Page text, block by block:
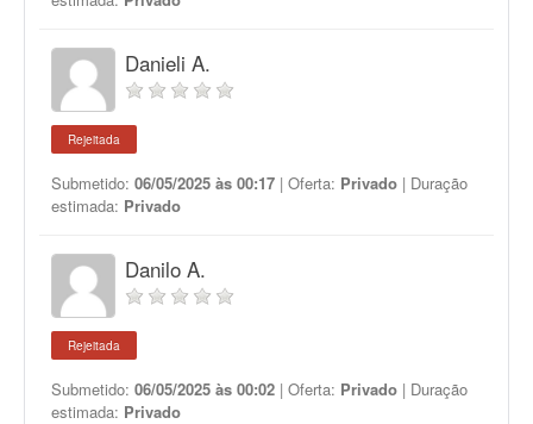
Danieli A.
Rejeitada
Submetido: 06/05/2025 às 00:17 | Oferta: Privado | Duração
estimada: Privado
Danilo A.
Rejeitada
Submetido: 06/05/2025 às 00:02 | Oferta: Privado | Duração
estimada: Privado